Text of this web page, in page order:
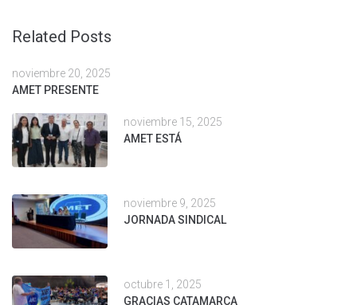
Related Posts
noviembre 20, 2025
AMET PRESENTE
noviembre 15, 2025
AMET ESTÁ
noviembre 9, 2025
JORNADA SINDICAL
octubre 1, 2025
GRACIAS CATAMARCA